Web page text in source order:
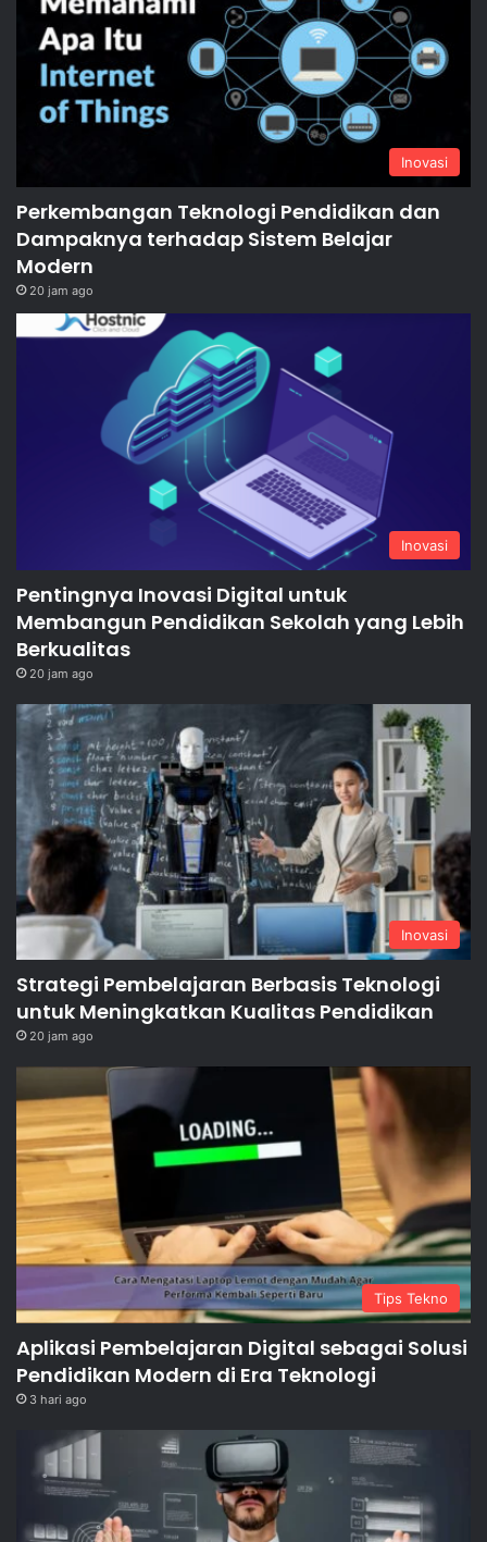
Inovasi
Perkembangan Teknologi Pendidikan dan
Dampaknya terhadap Sistem Belajar
Modern
20 jam ago
Inovasi
Pentingnya Inovasi Digital untuk
Membangun Pendidikan Sekolah yang Lebih
Berkualitas
20 jam ago
Inovasi
Strategi Pembelajaran Berbasis Teknologi
untuk Meningkatkan Kualitas Pendidikan
20 jam ago
Tips Tekno
Aplikasi Pembelajaran Digital sebagai Solusi
Pendidikan Modern di Era Teknologi
3 hari ago